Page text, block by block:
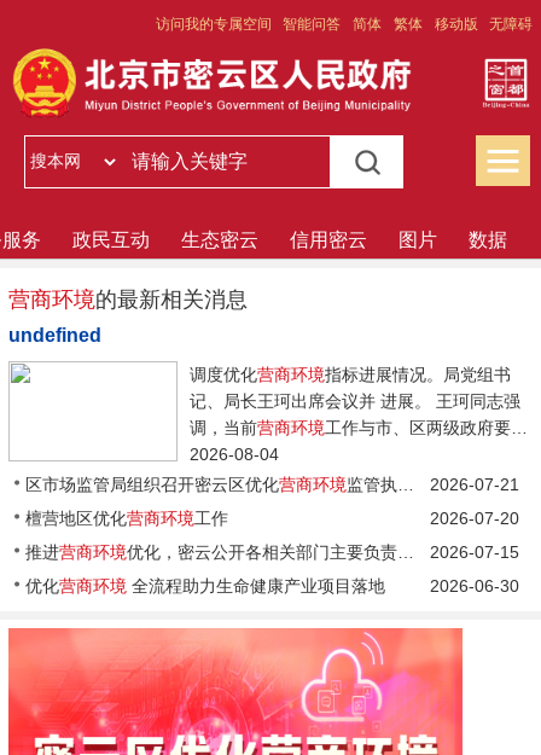
访问我的专属空间 智能问答 简体 繁体 移动版 无障碍
务 政民互动 生态密云 信用密云 图片 数据
营商环境的最新相关消息
undefined
调度优化营商环境指标进展情况。局党组书
记、局长王珂出席会议并 进展。 王珂同志强
调，当前营商环境工作与市、区两级政府要求
仍...
2026-08-04
2026-07-21
区市场监管局组织召开密云区优化营商环境监管执法领域调度会
2026-07-20
檀营地区优化营商环境工作
2026-07-15
推进营商环境优化，密云公开各相关部门主要负责人联系方式
2026-06-30
优化营商环境 全流程助力生命健康产业项目落地